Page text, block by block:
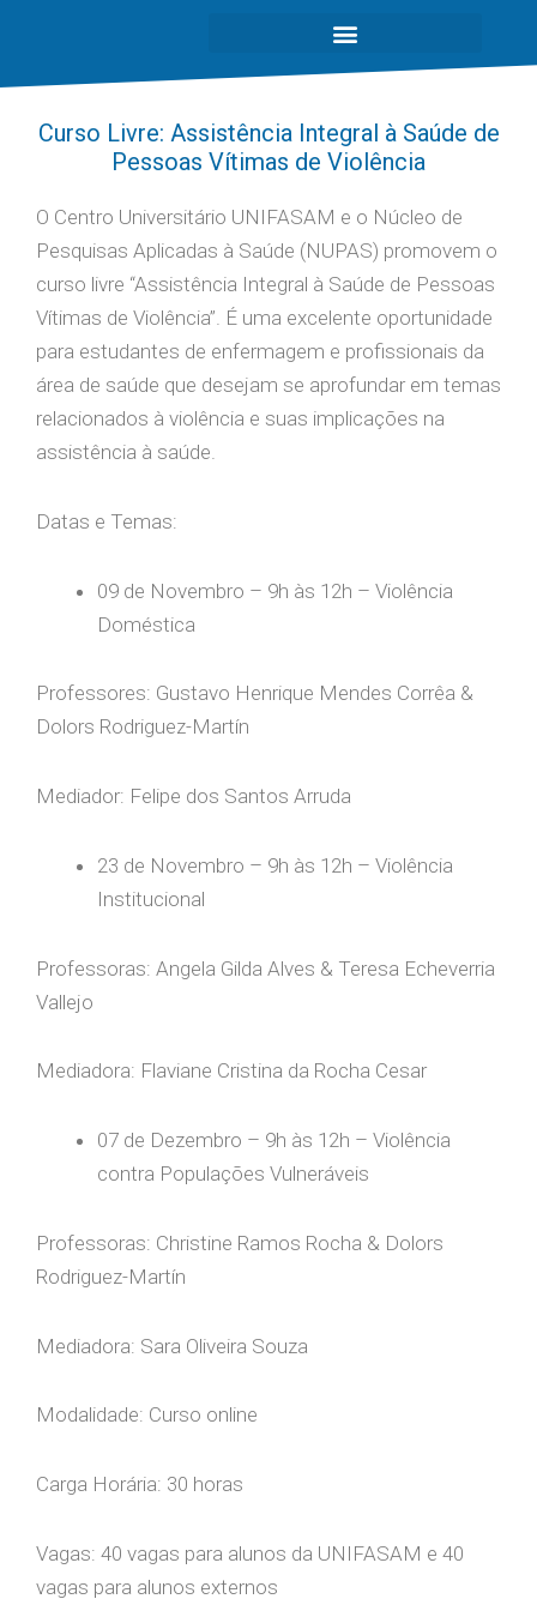
Curso Livre: Assistência Integral à Saúde de
Pessoas Vítimas de Violência
O Centro Universitário UNIFASAM e o Núcleo de
Pesquisas Aplicadas à Saúde (NUPAS) promovem o
curso livre “Assistência Integral à Saúde de Pessoas
Vítimas de Violência”. É uma excelente oportunidade
para estudantes de enfermagem e profissionais da
área de saúde que desejam se aprofundar em temas
relacionados à violência e suas implicações na
assistência à saúde.
Datas e Temas:
09 de Novembro – 9h às 12h – Violência
Doméstica
Professores: Gustavo Henrique Mendes Corrêa &
Dolors Rodriguez-Martín
Mediador: Felipe dos Santos Arruda
23 de Novembro – 9h às 12h – Violência
Institucional
Professoras: Angela Gilda Alves & Teresa Echeverria
Vallejo
Mediadora: Flaviane Cristina da Rocha Cesar
07 de Dezembro – 9h às 12h – Violência
contra Populações Vulneráveis
Professoras: Christine Ramos Rocha & Dolors
Rodriguez-Martín
Mediadora: Sara Oliveira Souza
Modalidade: Curso online
Carga Horária: 30 horas
Vagas: 40 vagas para alunos da UNIFASAM e 40
vagas para alunos externos